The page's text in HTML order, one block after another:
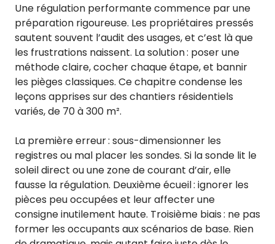
Une régulation performante commence par une
préparation rigoureuse. Les propriétaires pressés
sautent souvent l’audit des usages, et c’est là que
les frustrations naissent. La solution : poser une
méthode claire, cocher chaque étape, et bannir
les pièges classiques. Ce chapitre condense les
leçons apprises sur des chantiers résidentiels
variés, de 70 à 300 m².
La première erreur : sous-dimensionner les
registres ou mal placer les sondes. Si la sonde lit le
soleil direct ou une zone de courant d’air, elle
fausse la régulation. Deuxième écueil : ignorer les
pièces peu occupées et leur affecter une
consigne inutilement haute. Troisième biais : ne pas
former les occupants aux scénarios de base. Rien